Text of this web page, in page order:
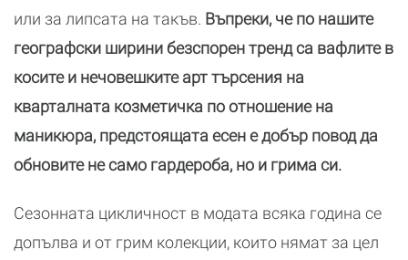
или за липсата на такъв. Въпреки, че по нашите
географски ширини безспорен тренд са вафлите в
косите и нечовешките арт търсения на
кварталната козметичка по отношение на
маникюра, предстоящата есен е добър пoвод да
обновите не само гардероба, но и грима си.
Сезонната цикличност в модата всяка година се
допълва и от грим колекции, които нямат за цел